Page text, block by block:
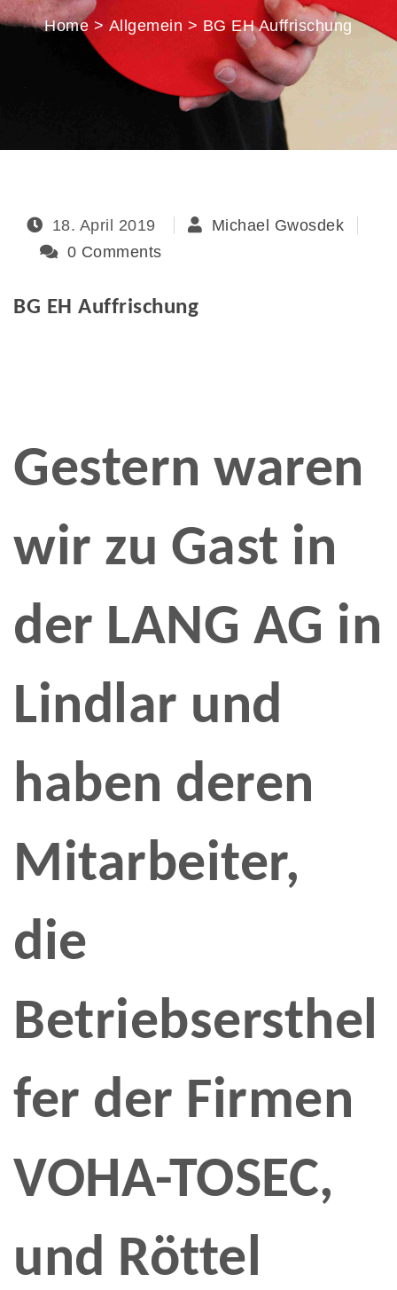
Home > Allgemein > BG EH Auffrischung
18. April 2019
Michael Gwosdek
0 Comments
BG EH Auffrischung
Gestern waren
wir zu Gast in
der LANG AG in
Lindlar und
haben deren
Mitarbeiter,
die
Betriebsersthel
fer der Firmen
VOHA-TOSEC,
und Röttel